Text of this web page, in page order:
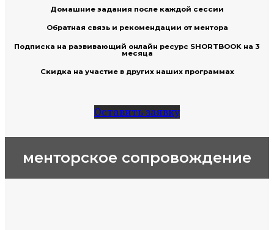
Домашние задания после каждой сессии
Обратная связь и рекомендации от ментора
Подписка на развивающий онлайн ресурс SHORTBOOK на 3
месяца
Скидка на участие в других наших программах
Оставить заявку
менторское сопровождение